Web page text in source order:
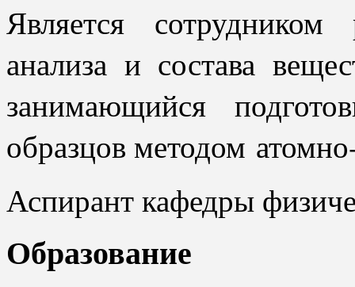
Является
анализа и состава
занимающийся
образцов методом
Аспирант кафедры
Образование